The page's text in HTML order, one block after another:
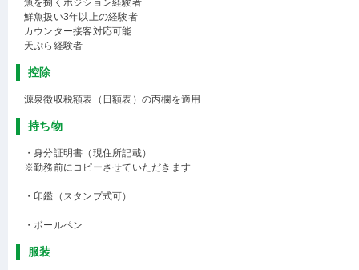
魚を捌くポジション経験者
鮮魚扱い3年以上の経験者
カウンター接客対応可能
天ぷら経験者
控除
源泉徴収税額表（日額表）の丙欄を適用
持ち物
・身分証明書（現住所記載）
※勤務前にコピーさせていただきます
・印鑑（スタンプ式可）
・ボールペン
服装